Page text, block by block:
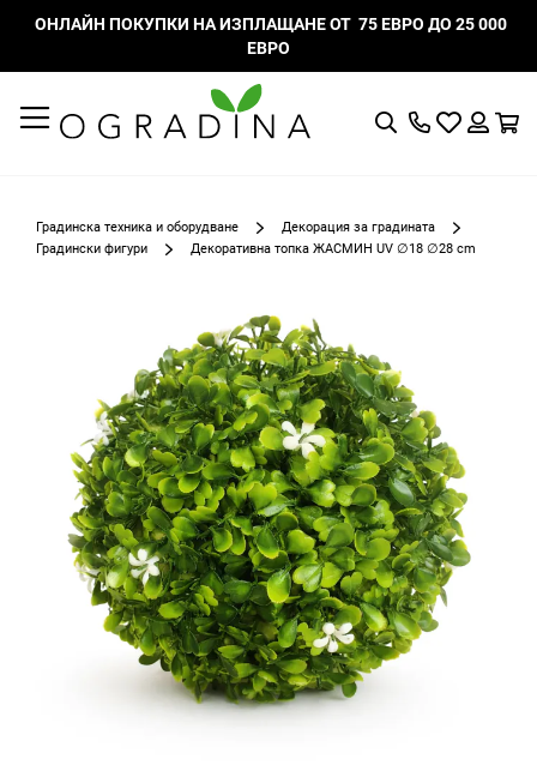
ОНЛАЙН ПОКУПКИ НА ИЗПЛАЩАНЕ ОТ 75 ЕВРО ДО 25 000
ЕВРО
ТърсенеМоят
Градинска техника и оборудване
Декорация за градината
Градински фигури
Декоративна топка ЖАСМИН UV ∅18 ∅28 cm
изображенията